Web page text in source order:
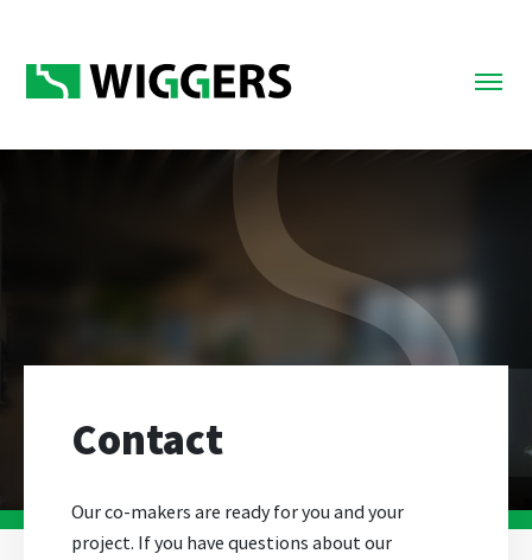
Contact
Our co-makers are ready for you and your
project. If you have questions about our